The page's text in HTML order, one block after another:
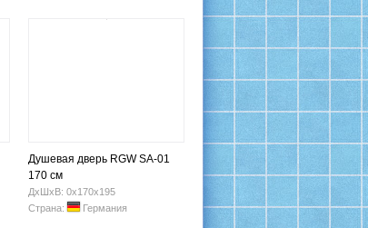
Душевая дверь RGW SA-01
170 см
ДхШхВ: 0х170х195
Страна:
Германия